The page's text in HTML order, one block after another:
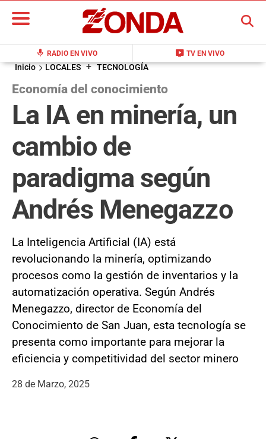
mic RADIO EN VIVO live_tv TV EN VIVO
BUSCAR
Inicio LOCALES + TECNOLOGÍA
Economía del conocimiento
La IA en minería, un
cambio de
paradigma según
Andrés Menegazzo
La Inteligencia Artificial (IA) está
revolucionando la minería, optimizando
procesos como la gestión de inventarios y la
automatización operativa. Según Andrés
Menegazzo, director de Economía del
Conocimiento de San Juan, esta tecnología se
presenta como importante para mejorar la
eficiencia y competitividad del sector minero
28 de Marzo, 2025